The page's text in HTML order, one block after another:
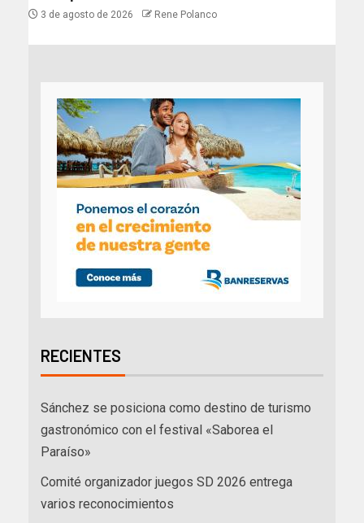
3 de agosto de 2026 Rene Polanco
RECIENTES
Sánchez se posiciona como destino de turismo
gastronómico con el festival «Saborea el
Paraíso»
Comité organizador juegos SD 2026 entrega
varios reconocimientos